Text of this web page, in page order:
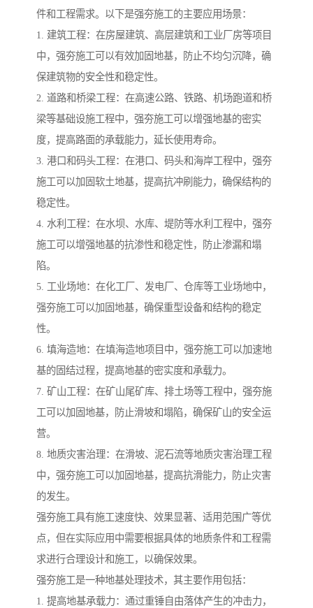
件和工程需求。以下是强夯施工的主要应用场景：
1. 建筑工程：在房屋建筑、高层建筑和工业厂房等项目
中，强夯施工可以有效加固地基，防止不均匀沉降，确
保建筑物的安全性和稳定性。
2. 道路和桥梁工程：在高速公路、铁路、机场跑道和桥
梁等基础设施工程中，强夯施工可以增强地基的密实
度，提高路面的承载能力，延长使用寿命。
3. 港口和码头工程：在港口、码头和海岸工程中，强夯
施工可以加固软土地基，提高抗冲刷能力，确保结构的
稳定性。
4. 水利工程：在水坝、水库、堤防等水利工程中，强夯
施工可以增强地基的抗渗性和稳定性，防止渗漏和塌
陷。
5. 工业场地：在化工厂、发电厂、仓库等工业场地中，
强夯施工可以加固地基，确保重型设备和结构的稳定
性。
6. 填海造地：在填海造地项目中，强夯施工可以加速地
基的固结过程，提高地基的密实度和承载力。
7. 矿山工程：在矿山尾矿库、排土场等工程中，强夯施
工可以加固地基，防止滑坡和塌陷，确保矿山的安全运
营。
8. 地质灾害治理：在滑坡、泥石流等地质灾害治理工程
中，强夯施工可以加固地基，提高抗滑能力，防止灾害
的发生。
强夯施工具有施工速度快、效果显著、适用范围广等优
点，但在实际应用中需要根据具体的地质条件和工程需
求进行合理设计和施工，以确保效果。
强夯施工是一种地基处理技术，其主要作用包括：
1. 提高地基承载力：通过重锤自由落体产生的冲击力，